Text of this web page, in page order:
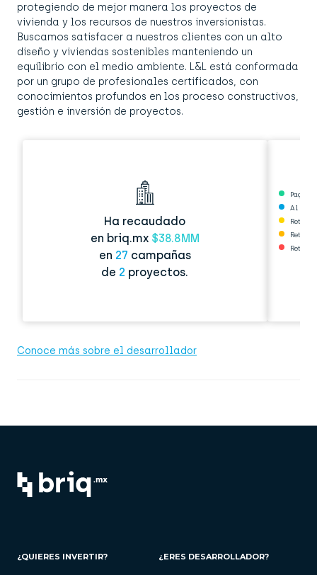
protegiendo de mejor manera los proyectos de
vivienda y los recursos de nuestros inversionistas.
Buscamos satisfacer a nuestros clientes con un alto
diseño y viviendas sostenibles manteniendo un
equilibrio con el medio ambiente. L&L está conformada
por un grupo de profesionales certificados, con
conocimientos profundos en los proceso constructivos,
gestión e inversión de proyectos.
Ha recaudado
en briq.mx $38.8MM
en 27 campañas
de 2 proyectos.
Pagado
Al
Conoce más sobre el desarrollador
¿QUIERES INVERTIR? ¿ERES DESARROLLADOR?